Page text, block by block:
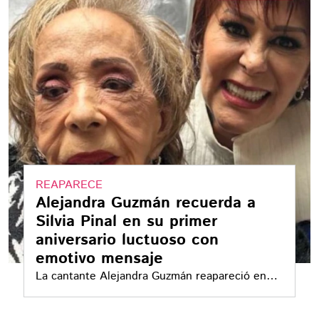
REAPARECE
Alejandra Guzmán recuerda a
Silvia Pinal en su primer
aniversario luctuoso con
emotivo mensaje
La cantante Alejandra Guzmán reapareció en
redes sociales para recordar a su madre, Silvia